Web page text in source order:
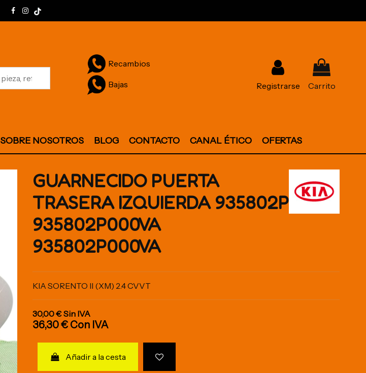
Recambios
Bajas Registrarse Carrito
SOBRE NOSOTROS BLOG CONTACTO CANAL ÉTICO OFERTAS
GUARNECIDO PUERTA
TRASERA IZQUIERDA 935802P
935802P000VA
935802P000VA
KIA SORENTO II (XM) 2.4 CVVT
30,00 €Sin IVA
36,30 € Con IVA
Añadir a la cesta